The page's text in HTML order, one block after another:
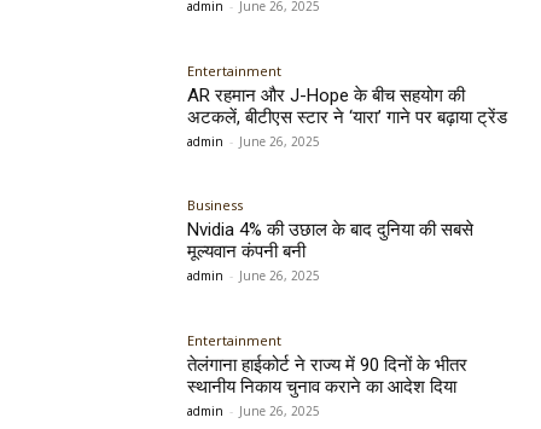
admin - June 26, 2025
Entertainment
AR रहमान और J-Hope के बीच सहयोग की
अटकलें, बीटीएस स्टार ने ‘यारा’ गाने पर बढ़ाया ट्रेंड
admin - June 26, 2025
Business
Nvidia 4% की उछाल के बाद दुनिया की सबसे
मूल्यवान कंपनी बनी
admin - June 26, 2025
Entertainment
तेलंगाना हाईकोर्ट ने राज्य में 90 दिनों के भीतर
स्थानीय निकाय चुनाव कराने का आदेश दिया
admin - June 26, 2025